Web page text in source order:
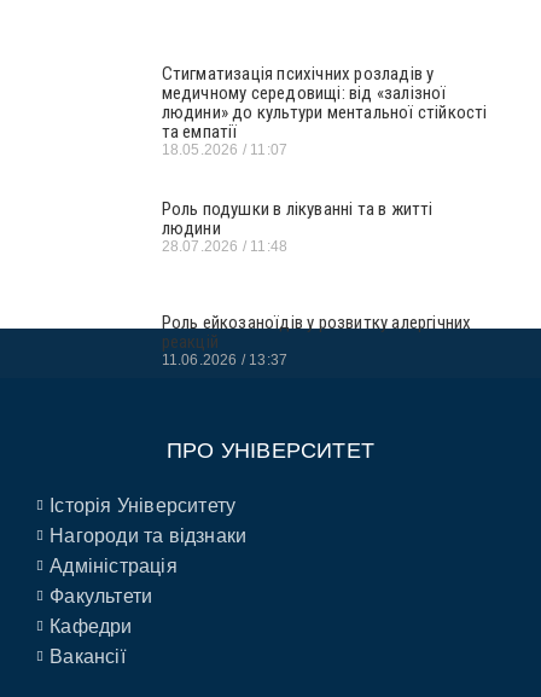
Стигматизація психічних розладів у
медичному середовищі: від «залізної
людини» до культури ментальної стійкості
та емпатії
18.05.2026 11:07
Роль подушки в лікуванні та в житті
людини
28.07.2026 11:48
Роль ейкозаноїдів у розвитку алергічних
реакцій
11.06.2026 13:37
ПРО УНІВЕРСИТЕТ
Історія Університету
Нагороди та відзнаки
Адміністрація
Факультети
Кафедри
Вакансії